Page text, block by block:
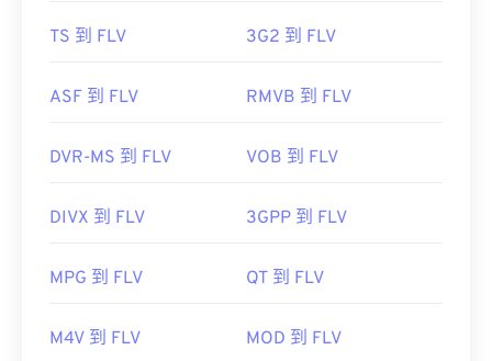
TS 到 FLV 3G2 到 FLV
ASF 到 FLV RMVB 到 FLV
DVR-MS 到 FLV VOB 到 FLV
DIVX 到 FLV 3GPP 到 FLV
MPG 到 FLV QT 到 FLV
M4V 到 FLV MOD 到 FLV